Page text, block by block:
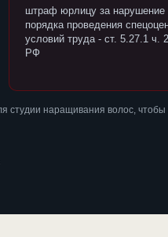
штраф юрлицу за нарушение
порядка проведения
условий труда - ст. 5.27.1 ч.
РФ
наращивания волос,